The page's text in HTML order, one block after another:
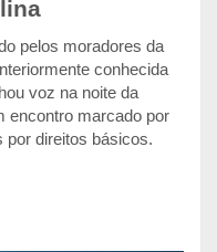
pelos moradores da
conhecida
voz na noite da
encontro marcado por
por direitos básicos.